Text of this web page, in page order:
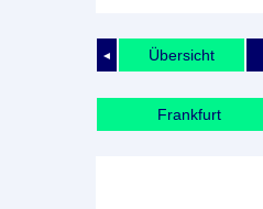
◄ Übersicht
Frankfurt